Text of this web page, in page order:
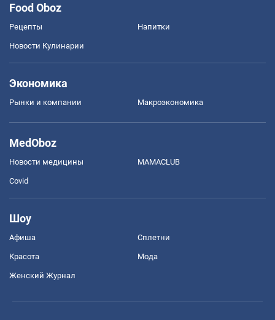
Food Oboz
Рецепты Напитки
Новости Кулинарии
Экономика
Рынки и компании Mакроэкономика
MedOboz
Новости медицины MAMACLUB
Covid
Шоу
Афиша Сплетни
Красота Мода
Женский Журнал